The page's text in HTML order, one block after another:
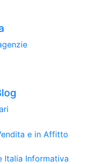
Italia Informativa